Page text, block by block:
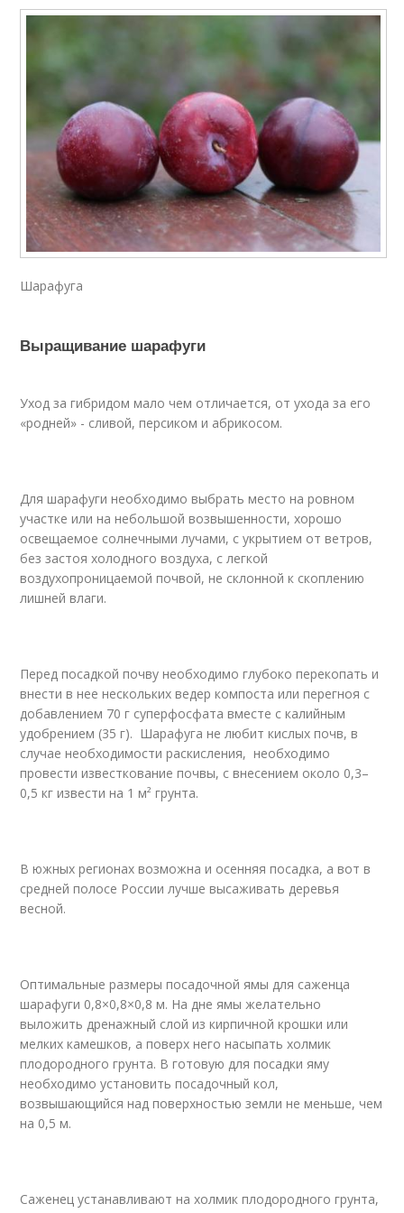
Шарафуга
Выращивание шарафуги
Уход за гибридом мало чем отличается, от ухода за его
«родней» - сливой, персиком и абрикосом.
Для шарафуги необходимо выбрать место на ровном
участке или на небольшой возвышенности, хорошо
освещаемое солнечными лучами, с укрытием от ветров,
без застоя холодного воздуха, с легкой
воздухопроницаемой почвой, не склонной к скоплению
лишней влаги.
Перед посадкой почву необходимо глубоко перекопать и
внести в нее нескольких ведер компоста или перегноя с
добавлением 70 г суперфосфата вместе с калийным
удобрением (35 г). Шарафуга не любит кислых почв, в
случае необходимости раскисления, необходимо
провести известкование почвы, с внесением около 0,3–
0,5 кг извести на 1 м² грунта.
В южных регионах возможна и осенняя посадка, а вот в
средней полосе России лучше высаживать деревья
весной.
Оптимальные размеры посадочной ямы для саженца
шарафуги 0,8×0,8×0,8 м. На дне ямы желательно
выложить дренажный слой из кирпичной крошки или
мелких камешков, а поверх него насыпать холмик
плодородного грунта. В готовую для посадки яму
необходимо установить посадочный кол,
возвышающийся над поверхностью земли не меньше, чем
на 0,5 м.
Саженец устанавливают на холмик плодородного грунта,